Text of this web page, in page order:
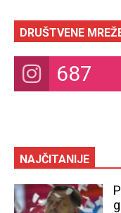
DRUŠTVENE
687
NAJČITANIJE